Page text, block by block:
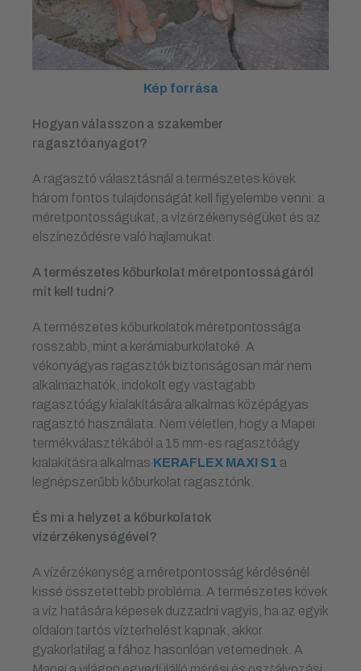
Kép forrása
Hogyan válasszon a szakember
ragasztóanyagot?
A ragasztó választásnál a természetes kövek
három fontos tulajdonságát kell figyelembe venni: a
méretpontosságukat, a vízérzékenységüket és az
elszíneződésre való hajlamukat.
A természetes kőburkolat méretpontosságáról
mit kell tudni?
A természetes kőburkolatok méretpontossága
rosszabb, mint a kerámiaburkolatoké. A
vékonyágyas ragasztók biztonságosan már nem
alkalmazhatók, indokolt egy vastagabb
ragasztóágy kialakítására alkalmas középágyas
ragasztó használata. Nem véletlen, hogy a Mapei
termékválasztékából a 15 mm-es ragasztóágy
kialakításra alkalmas KERAFLEX MAXI S1 a
legnépszerűbb kőburkolat ragasztónk.
És mi a helyzet a kőburkolatok
vízérzékenységével?
A vízérzékenység a méretpontosság kérdésénél
kissé összetettebb probléma. A természetes kövek
a víz hatására képesek duzzadni vagyis, ha az egyik
oldalon tartós vízterhelést kapnak, akkor
gyakorlatilag a fához hasonlóan vetemednek. A